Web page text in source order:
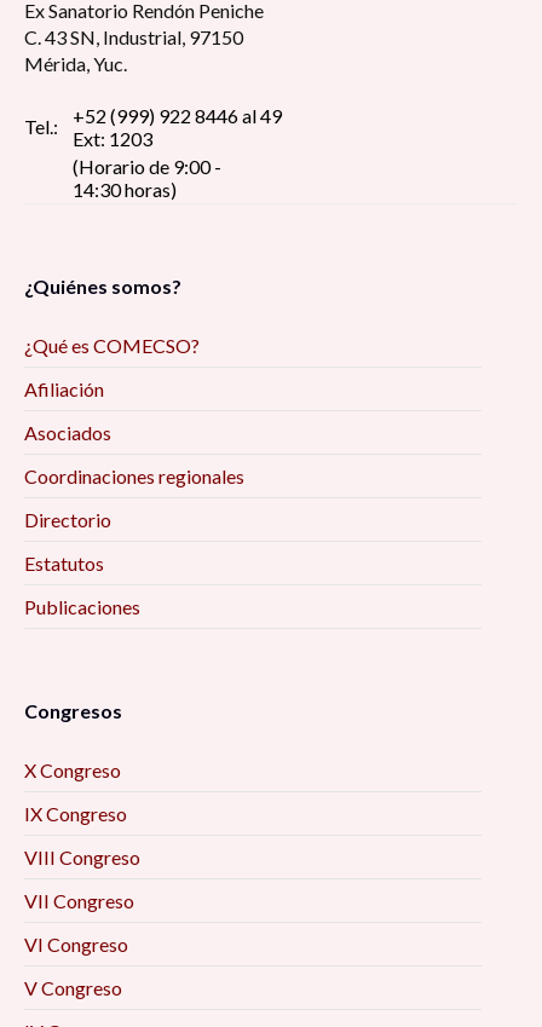
Ex Sanatorio Rendón Peniche
C. 43 SN, Industrial, 97150
Mérida, Yuc.
Tel.:
+52 (999) 922 8446 al 49
Ext: 1203
(Horario de 9:00 -
14:30 horas)
¿Quiénes somos?
¿Qué es COMECSO?
Afiliación
Asociados
Coordinaciones regionales
Directorio
Estatutos
Publicaciones
Congresos
X Congreso
IX Congreso
VIII Congreso
VII Congreso
VI Congreso
V Congreso